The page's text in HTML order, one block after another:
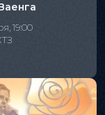
19:00